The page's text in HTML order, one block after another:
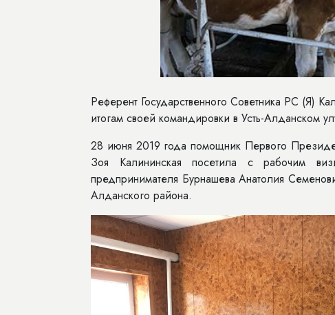
Референт Государственного Советника РС (Я)
итогам своей командировки в Усть-Алданском
28 июня 2019 года помощник Первого
Зоя Калининская посетила с рабочим
предпринимателя Бурнашева Анатолия
Алданского района.